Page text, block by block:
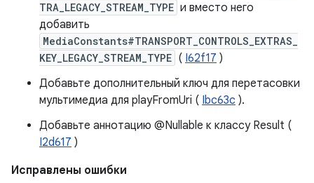
TRA_LEGACY_STREAM_TYPE и вместо него
добавить
MediaConstants#TRANSPORT_CONTROLS_EXTRAS_
KEY_LEGACY_STREAM_TYPE ( I62f17 )
Добавьте дополнительный ключ для перетасовки
мультимедиа для playFromUri ( Ibc63c ).
Добавьте аннотацию @Nullable к классу Result (
I2d617 )
Исправлены ошибки